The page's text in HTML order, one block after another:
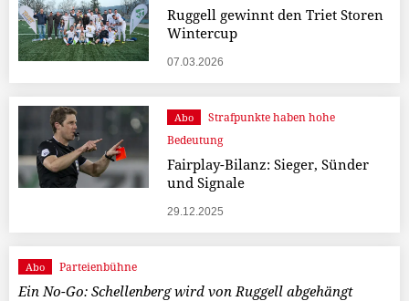
Ruggell gewinnt den Triet Storen
Wintercup
07.03.2026
Abo
Strafpunkte haben hohe
Bedeutung
Fairplay-Bilanz: Sieger, Sünder
und Signale
29.12.2025
Abo Parteienbühne
Ein No-Go: Schellenberg wird von Ruggell abgehängt